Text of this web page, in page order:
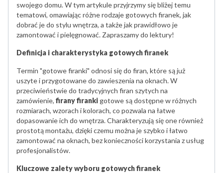
swojego domu. W tym artykule przyjrzymy się bliżej temu
tematowi, omawiając różne rodzaje gotowych firanek, jak
dobrać je do stylu wnętrza, a także jak prawidłowo je
zamontować i pielęgnować. Zapraszamy do lektury!
Definicja i charakterystyka gotowych firanek
Termin "gotowe firanki" odnosi się do firan, które są już
uszyte i przygotowane do zawieszenia na oknach. W
przeciwieństwie do tradycyjnych firan szytych na
zamówienie, firany firanki gotowe są dostępne w różnych
rozmiarach, wzorach i kolorach, co pozwala na łatwe
dopasowanie ich do wnętrza. Charakteryzują się one również
prostotą montażu, dzięki czemu można je szybko i łatwo
zamontować na oknach, bez konieczności korzystania z usług
profesjonalistów.
Kluczowe zalety wyboru gotowych firanek